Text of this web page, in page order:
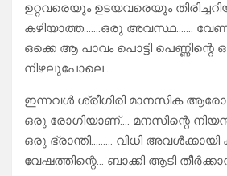
ഉറ്റവരെയും ഉടയവരെയും
കഴിയാത്ത…….ഒരു അവസ്ഥ…….
ഒക്കെ ആ പാവം പൊട്ടി പെണ്ണിന്റെ
നിഴലുപോലെ..
ഇന്നവൾ ശ്രീഗിരി മാനസിക
ഒരു രോഗിയാണ്…. മനസിന്റെ
ഒരു ഭ്രാന്തി……… വിധി അവൾക്കായി
വേഷത്തിന്റെ… ബാക്കി ആടി